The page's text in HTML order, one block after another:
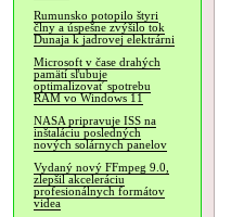
Rumunsko potopilo štyri
člny a úspešne zvýšilo tok
Dunaja k jadrovej elektrárni
Microsoft v čase drahých
pamätí sľubuje
optimalizovať spotrebu
RAM vo Windows 11
NASA pripravuje ISS na
inštaláciu posledných
nových solárnych panelov
Vydaný nový FFmpeg 9.0,
zlepšil akceleráciu
profesionálnych formátov
videa